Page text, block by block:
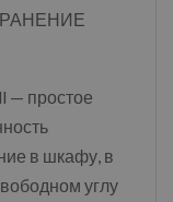
— простое
в шкафу, в
углу